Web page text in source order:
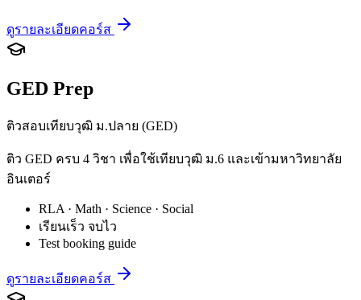
ดูรายละเอียดคอร์ส
GED Prep
ติวสอบเทียบวุฒิ ม.ปลาย (GED)
ติว GED ครบ 4 วิชา เพื่อใช้เทียบวุฒิ ม.6 และเข้ามหาวิทยาลัย
อินเตอร์
RLA · Math · Science · Social
เรียนเร็ว จบไว
Test booking guide
ดูรายละเอียดคอร์ส